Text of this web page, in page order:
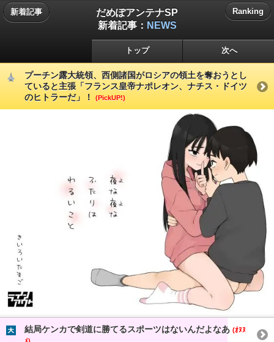
新着記事
だめぽアンテナSP
新着記事： NEWS
Ranking
トップ 次へ
プーチン露大統領、西側諸国がロシアの領土を奪おうとし
ていると主張「フランス皇帝ナポレオン、ナチス・ドイツ
のヒトラーだ」！
(PickUP!)
結局ケンカで剣道に勝てるスポーツはないんだよなあ (ｵﾇﾇ
ﾒ)